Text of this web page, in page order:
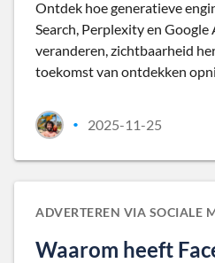
Ontdek hoe generatieve
Search, Perplexity en
veranderen, zichtbaarheid
toekomst van ontdekken
• 2025-11-25
ADVERTEREN VIA SOCIALE
Waarom heeft